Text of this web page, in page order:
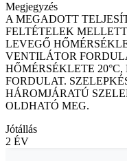
Megjegyzés
A MEGADOTT
FELTÉTELEK
LEVEGŐ
VENTILÁTOR
HŐMÉRSÉKLETE
FORDULAT.
HÁROMJÁRATÚ
OLDHATÓ MEG.
Jótállás
2 ÉV